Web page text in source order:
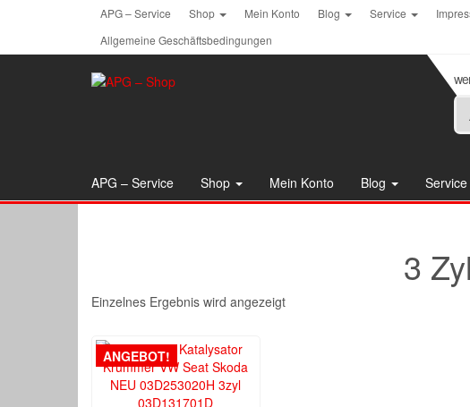
APG – Service Shop Mein Konto Blog Service
Allgemeine Geschäftsbedingungen
APG – Service Shop Mein Konto Blog Service
3
Einzelnes Ergebnis wird angezeigt
ANGEBOT!